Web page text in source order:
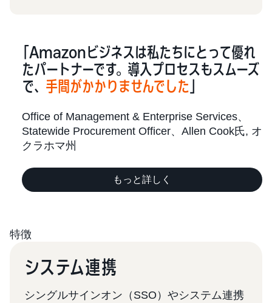
「Amazonビジネスは私たちにとって優れ
たパートナーです。導入プロセスもスムーズ
で、 手間がかかりませんでした
Office of Management & Enterprise Services、
Statewide Procurement Officer、Allen Cook氏, オ
クラホマ州
もっと詳しく
特徴
システム連携
シングルサインオン（SSO）やシステム連携